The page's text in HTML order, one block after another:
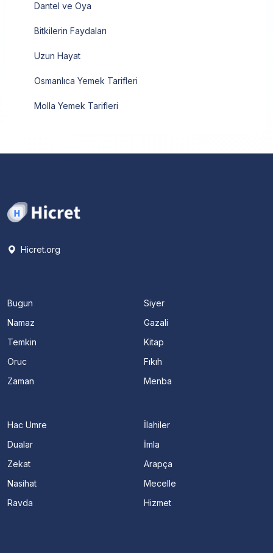
Dantel ve Oya
Bitkilerin Faydaları
Uzun Hayat
Osmanlıca Yemek Tarifleri
Molla Yemek Tarifleri
Hicret.org
Bugun
Namaz
Temkin
Oruc
Zaman
Siyer
Gazali
Kitap
Fıkıh
Menba
Hac Umre
Dualar
Zekat
Nasihat
Ravda
İlahiler
İmla
Arapça
Mecelle
Hizmet